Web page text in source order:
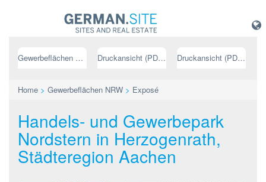
Gewerbeflächen NRW Druckansicht (PDF) // deutsch Druckansicht (PDF) // englisch
Home > Gewerbeflächen NRW > Exposé
Handels- und Gewerbepark
Nordstern in Herzogenrath,
Städteregion Aachen